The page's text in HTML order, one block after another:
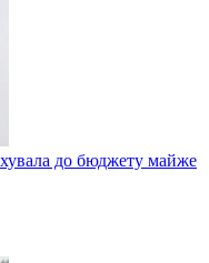
до бюджету майже